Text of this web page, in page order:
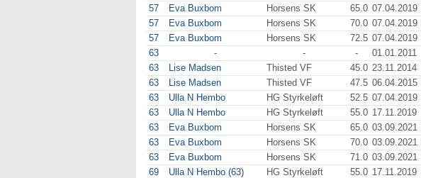
57
Eva Buxbom Horsens SK 65.0 07.04.2019
57
Eva Buxbom Horsens SK 70.0 07.04.2019
57
Eva Buxbom Horsens SK 72.5 07.04.2019
63
- - - 01.01.2011
63
Lise Madsen Thisted VF 45.0 23.11.2014
63
Lise Madsen Thisted VF 47.5 06.04.2015
63
Ulla N Hembo HG Styrkeløft 52.5 07.04.2019
63
Ulla N Hembo HG Styrkeløft 55.0 17.11.2019
63
Eva Buxbom Horsens SK 65.0 03.09.2021
63
Eva Buxbom Horsens SK 70.0 03.09.2021
63
Eva Buxbom Horsens SK 71.0 03.09.2021
69
Ulla N Hembo (63) HG Styrkeløft 55.0 17.11.2019